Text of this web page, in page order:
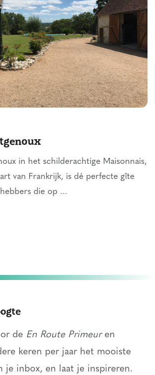
in het schilderachtige Maisonnais,
van Frankrijk, is dé perfecte gîte
die op ...
de En Route Primeuren
keren per jaar het mooiste
je inbox, en laat je inspireren.